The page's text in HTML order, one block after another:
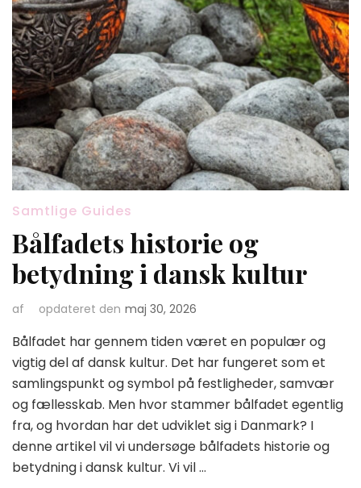
Samtlige Guides
Bålfadets historie og
betydning i dansk kultur
af opdateret den maj 30, 2026
Bålfadet har gennem tiden været en populær og
vigtig del af dansk kultur. Det har fungeret som et
samlingspunkt og symbol på festligheder, samvær
og fællesskab. Men hvor stammer bålfadet egentlig
fra, og hvordan har det udviklet sig i Danmark? I
denne artikel vil vi undersøge bålfadets historie og
betydning i dansk kultur. Vi vil …